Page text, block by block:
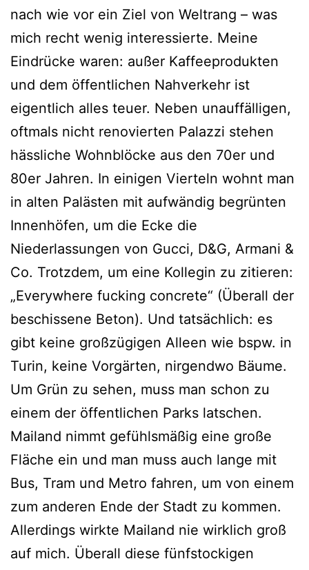
nach wie vor ein Ziel von Weltrang – was
mich recht wenig inter­es­sier­te. Meine
Eindrücke waren: außer Kaffeeprodukten
und dem öffent­li­chen Nahverkehr ist
eigent­lich alles teu­er. Neben unauf­fäl­li­gen,
oft­mals nicht reno­vier­ten Palazzi ste­hen
häss­li­che Wohnblöcke aus den 70er und
80er Jahren. In eini­gen Vierteln wohnt man
in alten Palästen mit auf­wän­dig begrün­ten
Innenhöfen, um die Ecke die
Niederlassungen von Gucci, D&G, Armani &
Co. Trotzdem, um eine Kollegin zu zitie­ren:
„Everywhere fuck­ing con­cre­te“ (Überall der
beschis­se­ne Beton). Und tat­säch­lich: es
gibt kei­ne groß­zü­gi­gen Alleen wie bspw. in
Turin, kei­ne Vorgärten, nir­gend­wo Bäume.
Um Grün zu sehen, muss man schon zu
einem der öffent­li­chen Parks lat­schen.
Mailand nimmt gefühls­mä­ßig eine gro­ße
Fläche ein und man muss auch lan­ge mit
Bus, Tram und Metro fah­ren, um von einem
zum ande­ren Ende der Stadt zu kom­men.
Allerdings wirk­te Mailand nie wirk­lich groß
auf mich. Überall die­se fünf­sto­cki­gen